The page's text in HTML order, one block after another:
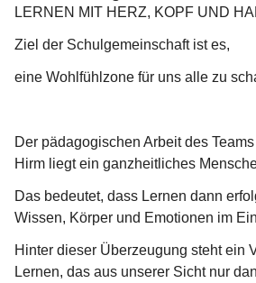
LERNEN MIT HERZ, KOPF UND
Ziel der Schulgemeinschaft ist es,
eine Wohlfühlzone für uns alle zu
Der pädagogischen Arbeit des
Hirm liegt ein ganzheitliches
Das bedeutet, dass Lernen dann
Wissen, Körper und Emotionen im
Hinter dieser Überzeugung steht ein
Lernen, das aus unserer Sicht nur